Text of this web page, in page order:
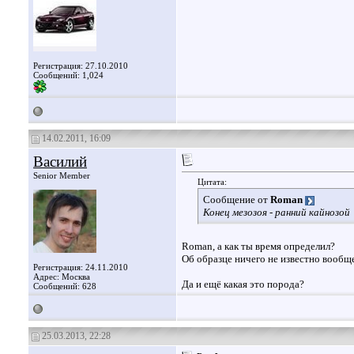
Регистрация: 27.10.2010
Сообщений: 1,024
14.02.2011, 16:09
Василий
Senior Member
Регистрация: 24.11.2010
Адрес: Москва
Сообщений: 628
Цитата:
Сообщение от Roman
Конец мезозоя - ранний кайнозой
Roman, а как ты время определил?
Об образце ничего не известно
Да и ещё какая это порода?
25.03.2013, 22:28